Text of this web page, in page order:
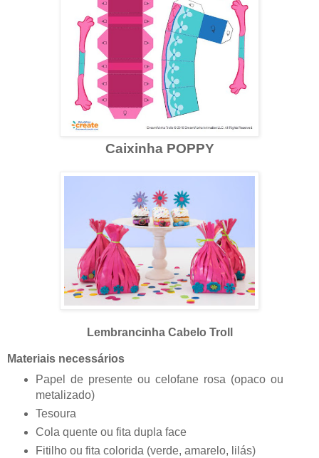
Caixinha POPPY
Lembrancinha Cabelo Troll
Materiais necessários
Papel de presente ou celofane rosa (opaco ou
metalizado)
Tesoura
Cola quente ou fita dupla face
Fitilho ou fita colorida (verde, amarelo, lilás)